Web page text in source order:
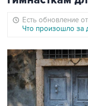
Есть обновление
Что произошло за